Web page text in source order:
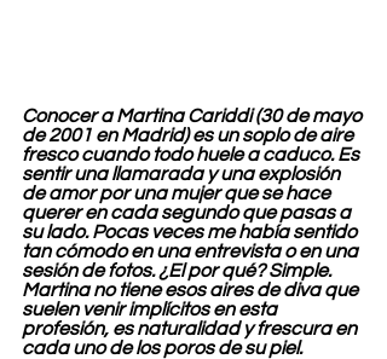
Conocer a Martina Cariddi (30 de mayo
de 2001 en Madrid) es un soplo de aire
fresco cuando todo huele a caduco. Es
sentir una llamarada y una explosión
de amor por una mujer que se hace
querer en cada segundo que pasas a
su lado. Pocas veces me había sentido
tan cómodo en una entrevista o en una
sesión de fotos. ¿El por qué? Simple.
Martina no tiene esos aires de diva que
suelen venir implícitos en esta
profesión, es naturalidad y frescura en
cada uno de los poros de su piel.